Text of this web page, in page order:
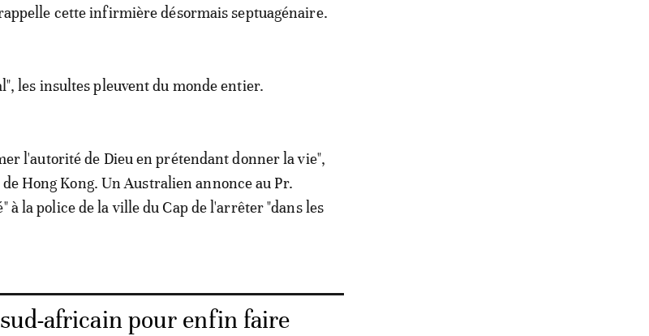
cette infirmière désormais septuagénaire.
les insultes pleuvent du monde entier.
l'autorité de Dieu en prétendant donner la vie",
Hong Kong. Un Australien annonce au Pr.
à la police de la ville du Cap de l'arrêter "dans les
africain pour enfin faire